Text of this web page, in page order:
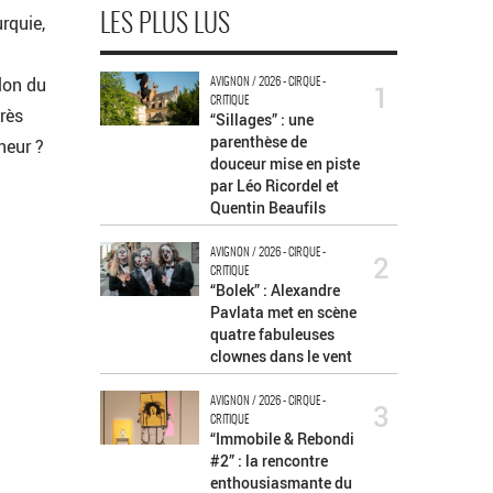
du
?
LES PLUS LUS
AVIGNON / 2026 - CIRQUE -
CRITIQUE
“Sillages” : une
parenthèse de
douceur mise en piste
par Léo Ricordel et
Quentin Beaufils
1
AVIGNON / 2026 - CIRQUE -
CRITIQUE
“Bolek” : Alexandre
Pavlata met en scène
quatre fabuleuses
clownes dans le vent
2
AVIGNON / 2026 - CIRQUE -
CRITIQUE
“Immobile & Rebondi
#2” : la rencontre
enthousiasmante du
3